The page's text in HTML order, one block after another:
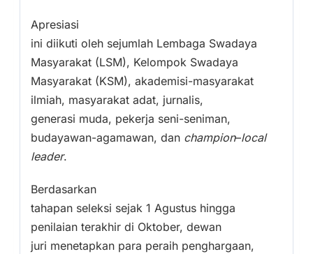
Apresiasi
ini diikuti oleh sejumlah Lembaga Swadaya
Masyarakat (LSM), Kelompok Swadaya
Masyarakat (KSM), akademisi-masyarakat
ilmiah, masyarakat adat, jurnalis,
generasi muda, pekerja seni-seniman,
budayawan-agamawan, dan champion–local
leader.
Berdasarkan
tahapan seleksi sejak 1 Agustus hingga
penilaian terakhir di Oktober, dewan
juri menetapkan para peraih penghargaan,